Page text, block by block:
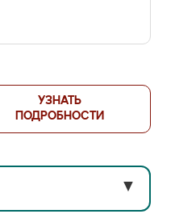
УЗНАТЬ
ПОДРОБНОСТИ
▼